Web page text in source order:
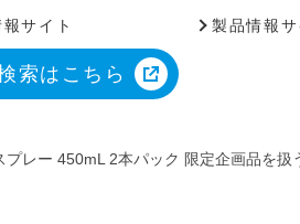
サイト 製品情報サ
索はこちら
レー 450mL 2本パック 限定企画品を扱